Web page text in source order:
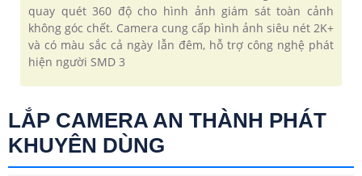
quay quét 360 độ cho hình ảnh giám sát toàn cảnh
không góc chết. Camera cung cấp hình ảnh siêu nét 2K+
và có màu sắc cả ngày lẫn đêm, hỗ trợ công nghệ phát
hiện người SMD 3
LẮP CAMERA AN THÀNH PHÁT
KHUYÊN DÙNG